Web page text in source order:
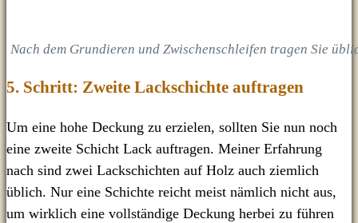
Nach dem Grundieren und Zwischenschleifen tragen Sie
5. Schritt: Zweite Lackschichte auftragen
Um eine hohe Deckung zu erzielen, sollten Sie nun noch
eine zweite Schicht Lack auftragen. Meiner Erfahrung
nach sind zwei Lackschichten auf Holz auch ziemlich
üblich. Nur eine Schichte reicht meist nämlich nicht aus,
um wirklich eine vollständige Deckung herbei zu führen